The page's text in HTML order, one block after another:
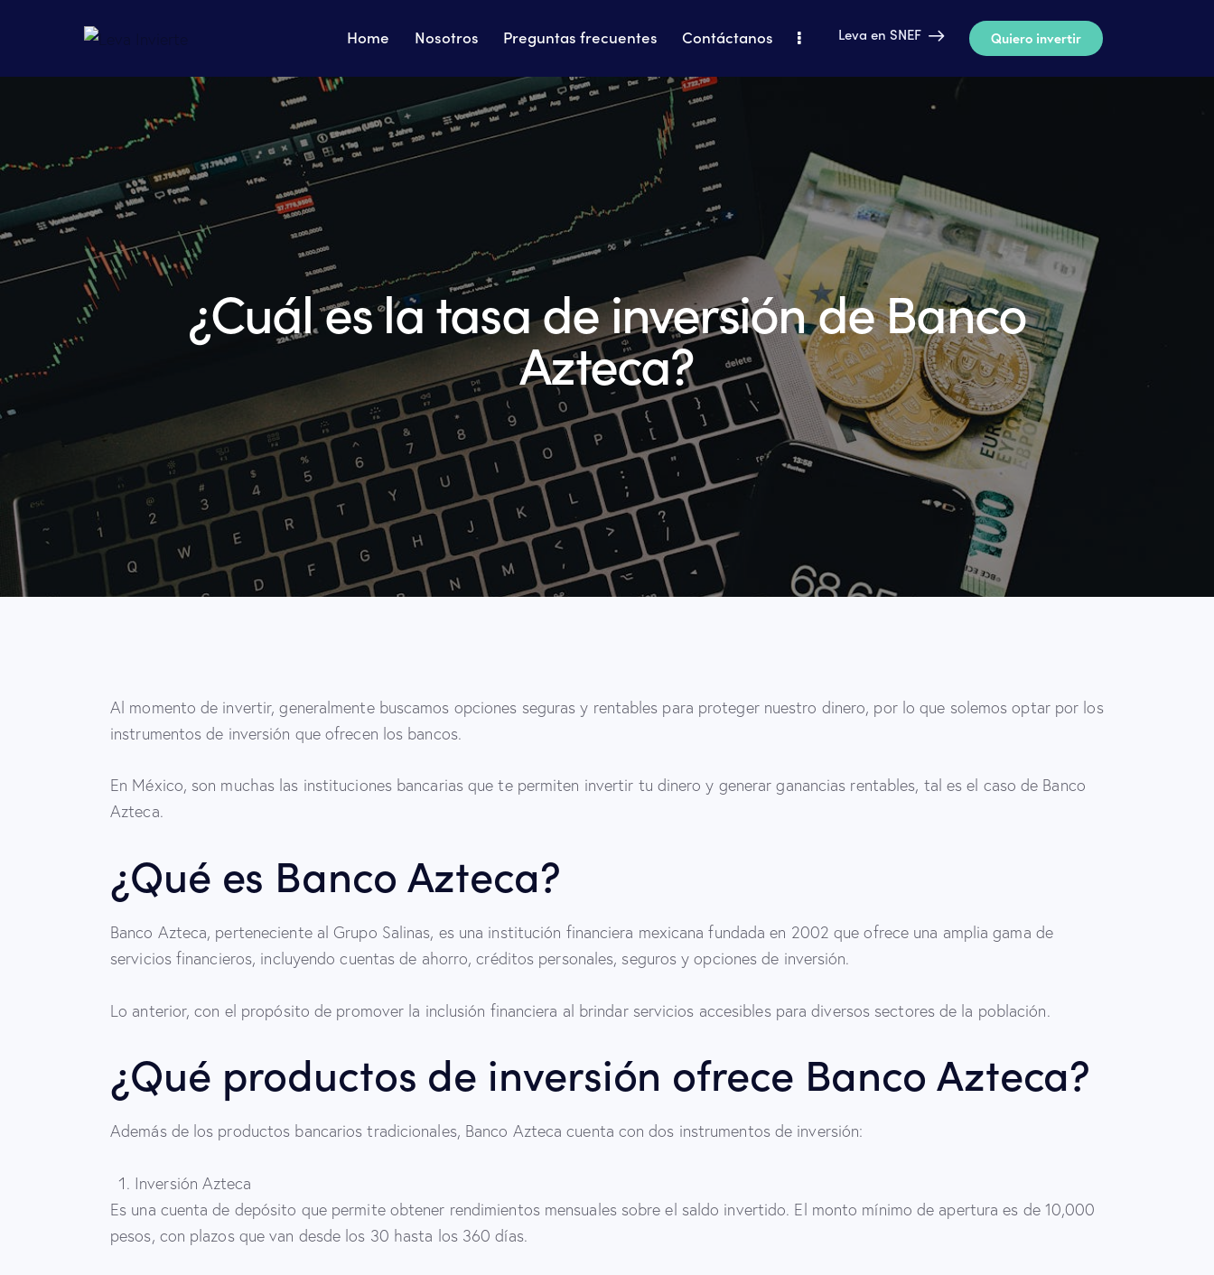
Home Nosotros Preguntas frecuentes Contáctanos Leva en SNEF Quiero invertir
Home Nosotros Preguntas frecuentes Leva en SNEF
¿Cuál es la tasa de inversión de Banco
Azteca?
Al momento de invertir, generalmente buscamos opciones seguras y rentables para proteger nuestro dinero, por lo que solemos optar por los
instrumentos de inversión que ofrecen los bancos.
En México, son muchas las instituciones bancarias que te permiten invertir tu dinero y generar ganancias rentables, tal es el caso de Banco
Azteca.
¿Qué es Banco Azteca?
Banco Azteca, perteneciente al Grupo Salinas, es una institución financiera mexicana fundada en 2002 que ofrece una amplia gama de
servicios financieros, incluyendo cuentas de ahorro, créditos personales, seguros y opciones de inversión.
Lo anterior, con el propósito de promover la inclusión financiera al brindar servicios accesibles para diversos sectores de la población.​
¿Qué productos de inversión ofrece Banco Azteca?
Además de los productos bancarios tradicionales, Banco Azteca cuenta con dos instrumentos de inversión:
Inversión Azteca
Es una cuenta de depósito que permite obtener rendimientos mensuales sobre el saldo invertido. El monto mínimo de apertura es de 10,000
pesos, con plazos que van desde los 30 hasta los 360 días.